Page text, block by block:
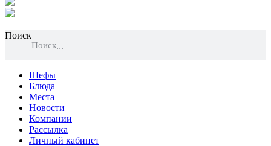
Поиск
Поиск
Шефы
Блюда
Места
Новости
Компании
Рассылка
Личный кабинет